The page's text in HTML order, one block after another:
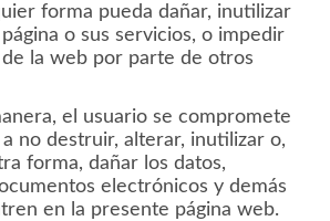
forma pueda dañar, inutilizar
o sus servicios, o impedir
la web por parte de otros
el usuario se compromete
no destruir, alterar, inutilizar o,
forma, dañar los datos,
electrónicos y demás
en la presente página web.